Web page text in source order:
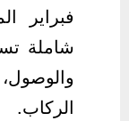
فبراير
شاملة
الركاب.